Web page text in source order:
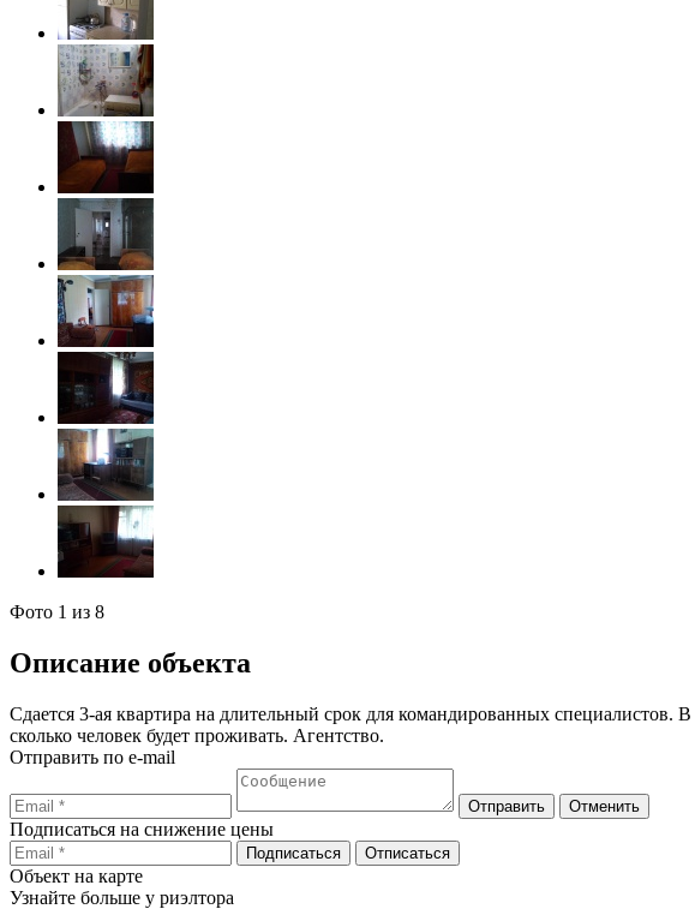
Фото 1 из 8
Описание объекта
Сдается 3-ая квартира на длительный срок для командированных
сколько человек будет проживать. Агентство.
Отправить по e-mail
Подписаться на снижение цены
Объект на карте
Узнайте больше у риэлтора